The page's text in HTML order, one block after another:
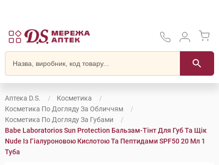
Аптека D.S.
Косметика
Косметика По Догляду За Обличчям
Косметика По Догляду За Губами
Babe Laboratorios Sun Protection Бальзам-Тінт Для Губ Та Щік
Nude Із Гіалуроновою Кислотою Та Пептидами SPF50 20 Мл 1
Туба